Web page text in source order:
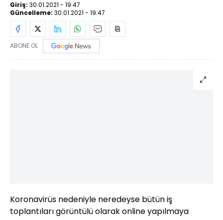
Giriş: 30.01.2021 - 19:47
Güncelleme: 30.01.2021 - 19:47
ABONE OL
Koronavirüs nedeniyle neredeyse bütün iş
toplantıları görüntülü olarak online yapılmaya